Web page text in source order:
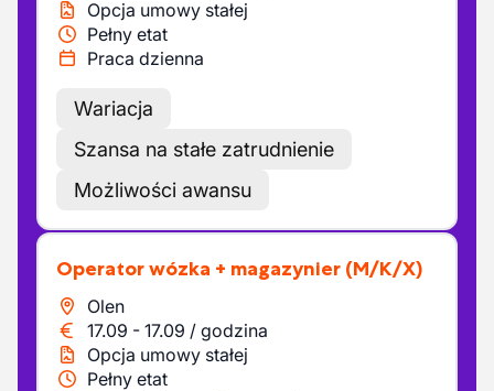
Opcja umowy stałej
Pełny etat
Praca dzienna
Wariacja
Szansa na stałe zatrudnienie
Możliwości awansu
Operator wózka + magazynier (M/K/X)
Olen
17.09 - 17.09 / godzina
Opcja umowy stałej
Pełny etat